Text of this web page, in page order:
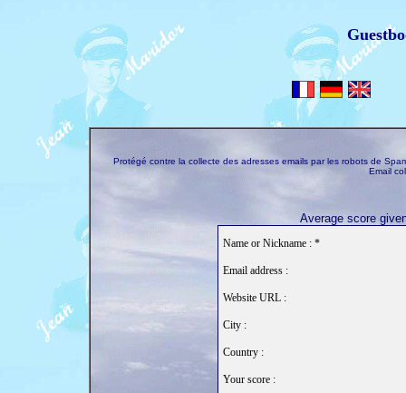
Protégé contre la collecte des adresses emails par les robots de
Email
Average score
Name or Nickname : *
Email address :
Website URL :
City :
Country :
Your score :